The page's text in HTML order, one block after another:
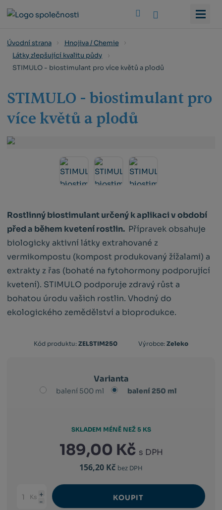
Úvodní strana
Hnojiva / Chemie
Látky zlepšující kvalitu půdy
STIMULO - biostimulant pro více květů a plodů
STIMULO - biostimulant pro
více květů a plodů
Rostlinný biostimulant určený k aplikaci v období
před a během kvetení rostlin. Přípravek obsahuje
biologicky aktivní látky extrahované z
vermikompostu (kompost produkovaný žížalami) a
extrakty z řas (bohaté na fytohormony podporující
kvetení). STIMULO podporuje zdravý růst a
bohatou úrodu vašich rostlin. Vhodný do
ekologického zemědělství a bioprodukce.
Kód produktu: ZELSTIM250
KódVýrobce:Zeleko
Varianta
balení 500 ml balení 250 ml
189,00 Kč s DPH
156,20 Kč bez DPH
SKLADEM MÉNĚ NEŽ 5 KS
Změnit
Navýšit
Snížit
Ks KOUPIT